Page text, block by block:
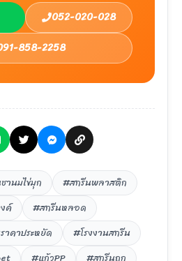
052-020-028
858-2258
านมไข่มุก
#สกรีนพลาสติก
ค์
#สกรีนหลอด
าคาประหยัด
#โรงงานสกรีน